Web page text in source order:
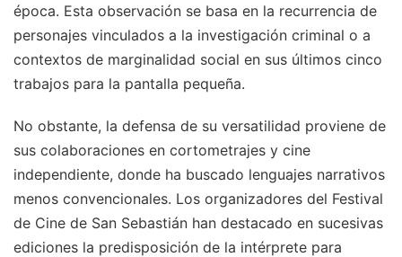
época. Esta observación se basa en la recurrencia de
personajes vinculados a la investigación criminal o a
contextos de marginalidad social en sus últimos cinco
trabajos para la pantalla pequeña.
No obstante, la defensa de su versatilidad proviene de
sus colaboraciones en cortometrajes y cine
independiente, donde ha buscado lenguajes narrativos
menos convencionales. Los organizadores del Festival
de Cine de San Sebastián han destacado en sucesivas
ediciones la predisposición de la intérprete para